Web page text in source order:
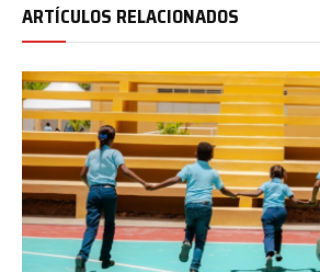
ARTÍCULOS RELACIONADOS